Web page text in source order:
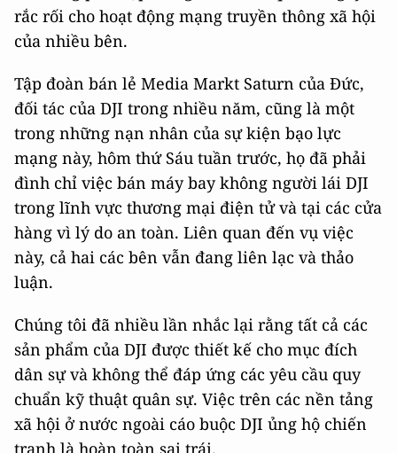
rắc rối cho hoạt động mạng truyền thông xã hội
của nhiều bên.
Tập đoàn bán lẻ Media Markt Saturn của Đức,
đối tác của DJI trong nhiều năm, cũng là một
trong những nạn nhân của sự kiện bạo lực
mạng này, hôm thứ Sáu tuần trước, họ đã phải
đình chỉ việc bán máy bay không người lái DJI
trong lĩnh vực thương mại điện tử và tại các cửa
hàng vì lý do an toàn. Liên quan đến vụ việc
này, cả hai các bên vẫn đang liên lạc và thảo
luận.
Chúng tôi đã nhiều lần nhắc lại rằng tất cả các
sản phẩm của DJI được thiết kế cho mục đích
dân sự và không thể đáp ứng các yêu cầu quy
chuẩn kỹ thuật quân sự. Việc trên các nền tảng
xã hội ở nước ngoài cáo buộc DJI ủng hộ chiến
tranh là hoàn toàn sai trái.